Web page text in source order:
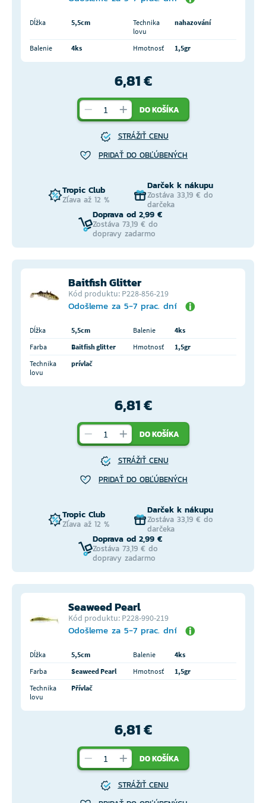
Dĺžka 5,5cm
Technika
lovu
nahazování
Balenie 4ks Hmotnosť 1,5gr
6,81 €
DO KOŠÍKA
STRÁŽIŤ CENU
PRIDAŤ DO OBĽÚBENÝCH
Tropic Club
Zľava až 12 %
Darček k nákupu
Zostáva 33,19 € do
darčeka
Doprava od 2,99 €
Zostáva 73,19 € do
dopravy zadarmo
Baitfish Glitter
Kód produktu: P228-856-219
Odošleme za 5-7 prac. dní
Dĺžka 5,5cm Balenie
4ks
Farba
Baitfish glitter Hmotnosť
1,5gr
Technika
lovu
prívlač
6,81 €
DO KOŠÍKA
STRÁŽIŤ CENU
PRIDAŤ DO OBĽÚBENÝCH
Tropic Club
Zľava až 12 %
Darček k nákupu
Zostáva 33,19 € do
darčeka
Doprava od 2,99 €
Zostáva 73,19 € do
dopravy zadarmo
Seaweed Pearl
Kód produktu: P228-990-219
Odošleme za 5-7 prac. dní
Dĺžka 5,5cm Balenie
4ks
Farba
Seaweed Pearl Hmotnosť
1,5gr
Technika
lovu
Přívlač
6,81 €
DO KOŠÍKA
STRÁŽIŤ CENU